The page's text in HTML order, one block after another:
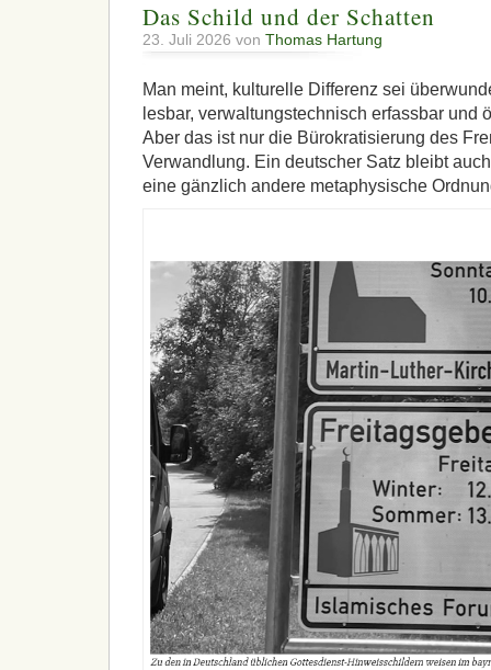
Das Schild und der Schatten
23. Juli 2026 von Thomas Hartung
Man meint, kulturelle Differenz sei
lesbar, verwaltungstechnisch erfassbar und
Aber das ist nur die Bürokratisierung des
Verwandlung. Ein deutscher Satz bleibt
eine gänzlich andere metaphysische